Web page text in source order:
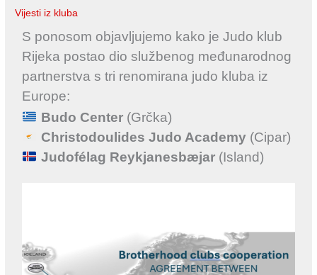
Vijesti iz kluba
S ponosom objavljujemo kako je Judo klub
Rijeka postao dio službenog međunarodnog
partnerstva s tri renomirana judo kluba iz
Europe:
Budo Center(Grčka)
Christodoulides Judo Academy(Cipar)
Judofélag Reykjanesbæjar(Island)